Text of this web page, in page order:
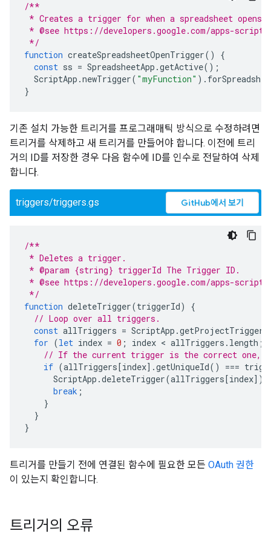
/**
* Creates a trigger for when a spreadsheet opens.
* @see https://developers.google.com/apps-
*/
function createSpreadsheetOpenTrigger()
{
const ss = SpreadsheetApp .getActive();
ScriptApp .newTrigger( "myFunction" ).
}
기존 설치 가능한 트리거를 프로그래매틱 방식으로 수정하려면
트리거를 삭제하고 새 트리거를 만들어야 합니다. 이전에 트리
거의 ID를 저장한 경우 다음 함수에 ID를 인수로 전달하여 삭제
합니다.
triggers/triggers.gs GitHub에서 보기
/**
* Deletes a trigger.
* @param {string} triggerId The Trigger ID.
* @see https://developers.google.com/apps-
*/
function deleteTrigger(triggerId)
{
// Loop over all triggers.
const allTriggers = ScriptApp .getProjectTriggers
for (let index = 0 ; index < allTriggers . length ;
// If the current trigger is the correct one,
if (allTriggers[index].getUniqueId() ===
ScriptApp .deleteTrigger(allTriggers[index]);
break ;
}
}
}
트리거를 만들기 전에 연결된 함수에 필요한 모든 OAuth 권한
이 있는지 확인합니다.
트리거의 오류